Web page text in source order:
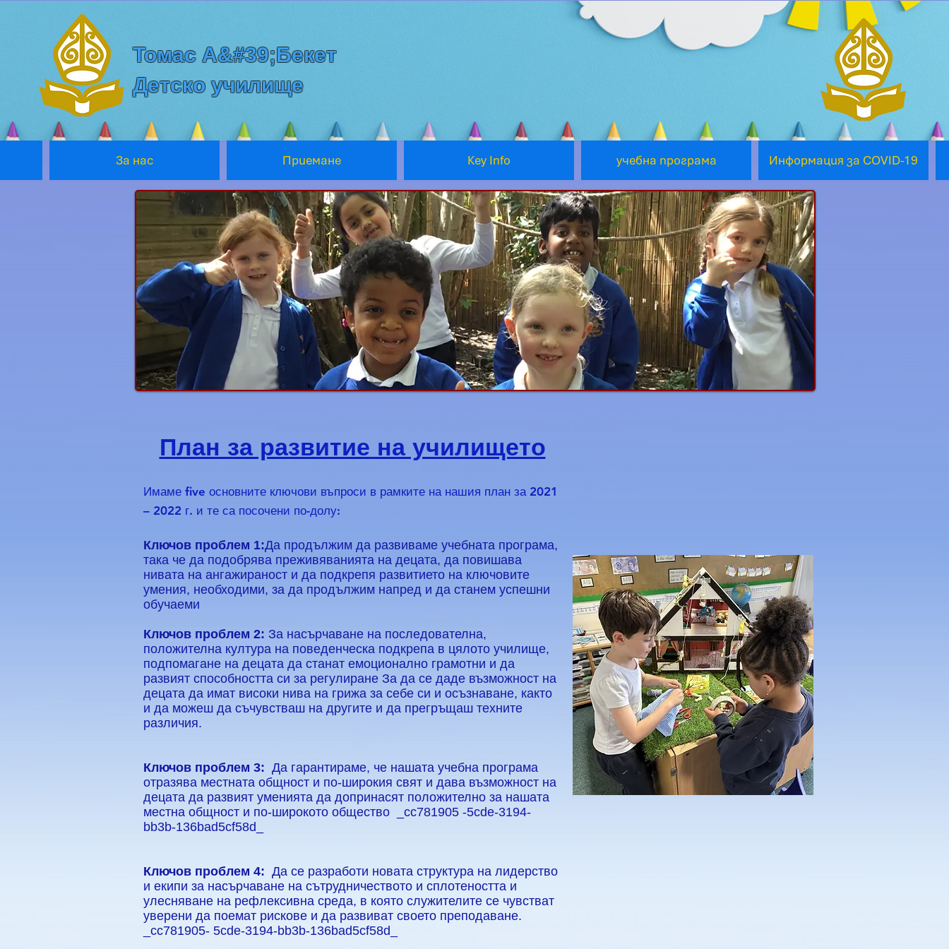
Томас А&#39;Бекет
Детско училище
За нас Приемане Key Info учебна програма Информация за COVID-19
План за развитие на училището
Имаме five основните ключови въпроси в рамките на нашия план за 2021
– 2022 г. и те са посочени по-долу:
Ключов проблем 1:Да продължим да развиваме учебната програма,
така че да подобрява преживяванията на децата, да повишава
нивата на ангажираност и да подкрепя развитието на ключовите
умения, необходими, за да продължим напред и да станем успешни
обучаеми
Ключов проблем 2: За насърчаване на последователна,
положителна култура на поведенческа подкрепа в цялото училище,
подпомагане на децата да станат емоционално грамотни и да
развият способността си за регулиране За да се даде възможност на
децата да имат високи нива на грижа за себе си и осъзнаване, както
и да можеш да съчувстваш на другите и да прегръщаш техните
различия.
Ключов проблем 3: Да гарантираме, че нашата учебна програма
отразява местната общност и по-широкия свят и дава възможност на
децата да развият уменията да допринасят положително за нашата
местна общност и по-широкото общество _cc781905 -5cde-3194-
bb3b-136bad5cf58d_
Ключов проблем 4: Да се разработи новата структура на лидерство
и екипи за насърчаване на сътрудничеството и сплотеността и
улесняване на рефлексивна среда, в която служителите се чувстват
уверени да поемат рискове и да развиват своето преподаване.
_cc781905- 5cde-3194-bb3b-136bad5cf58d_